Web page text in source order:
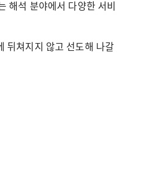
해석 분야에서 다양한 서비
뒤쳐지지 않고 선도해 나갈